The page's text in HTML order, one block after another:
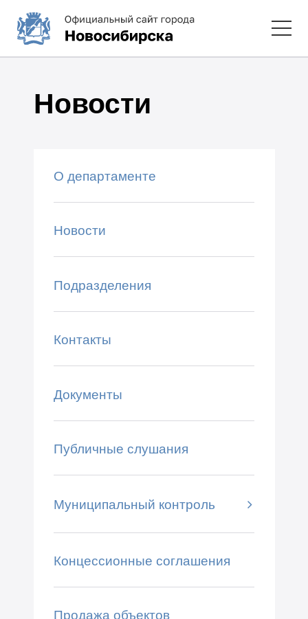
Новости
О департаменте
Новости
Подразделения
Контакты
Документы
Публичные слушания
Муниципальный контроль
Концессионные соглашения
Продажа объектов